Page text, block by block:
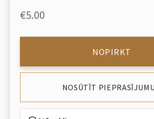
€5.00
NOPIRKT
NOSŪTĪT PIEPRASĪJUMU